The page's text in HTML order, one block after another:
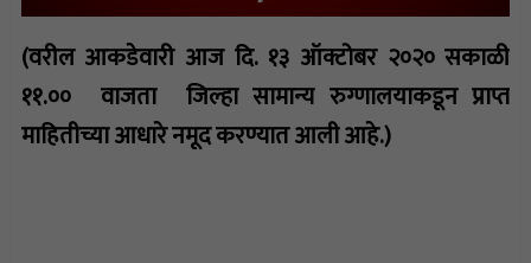
(वरील आकडेवारी आज दि. १३ ऑक्टोबर २०२० सकाळी
११.०० वाजता जिल्हा सामान्य रुग्णालयाकडून प्राप्त
माहितीच्या आधारे नमूद करण्यात आली आहे.)